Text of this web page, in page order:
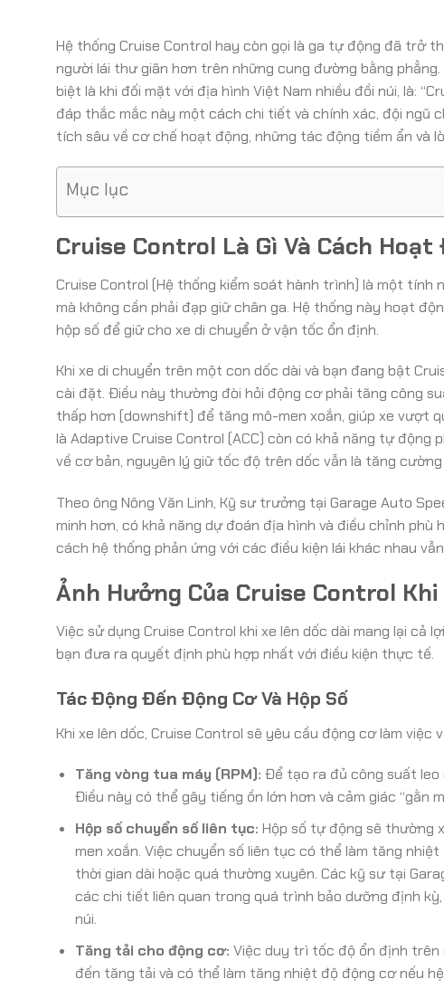
Hệ thống Cruise Control hay còn gọi là ga tự động đã trở
người lái thư giãn hơn trên những cung đường bằng
biệt là khi đối mặt với địa hình Việt Nam nhiều đồi núi, là:
đáp thắc mắc này một cách chi tiết và chính xác, đội ngũ
tích sâu về cơ chế hoạt động, những tác động tiềm ẩn và
Mục lục
Cruise Control Là Gì Và Cách
Cruise Control (Hệ thống kiểm soát hành trình) là một
mà không cần phải đạp giữ chân ga. Hệ thống này hoạt
hộp số để giữ cho xe di chuyển ở vận tốc ổn định.
Khi xe di chuyển trên một con dốc dài và bạn đang bật
cài đặt. Điều này thường đòi hỏi động cơ phải tăng công
thấp hơn (downshift) để tăng mô-men xoắn, giúp xe vượt
là Adaptive Cruise Control (ACC) còn có khả năng tự
về cơ bản, nguyên lý giữ tốc độ trên dốc vẫn là tăng
Theo ông Nông Văn Linh, Kỹ sư trưởng tại Garage Auto
minh hơn, có khả năng dự đoán địa hình và điều chỉnh
cách hệ thống phản ứng với các điều kiện lái khác nhau
Ảnh Hưởng Của Cruise Control Khi
Việc sử dụng Cruise Control khi xe lên dốc dài mang lại cả
bạn đưa ra quyết định phù hợp nhất với điều kiện thực tế.
Tác Động Đến Động Cơ Và Hộp Số
Khi xe lên dốc, Cruise Control sẽ yêu cầu động cơ làm
Tăng vòng tua máy (RPM): Để tạo ra đủ công suất
Điều này có thể gây tiếng ồn lớn hơn và cảm giác “gằn
Hộp số chuyển số liên tục: Hộp số tự động sẽ thường
men xoắn. Việc chuyển số liên tục có thể làm tăng
thời gian dài hoặc quá thường xuyên. Các kỹ sư tại
các chi tiết liên quan trong quá trình bảo dưỡng định
núi.
Tăng tải cho động cơ: Việc duy trì tốc độ ổn định trên
đến tăng tải và có thể làm tăng nhiệt độ động cơ nếu